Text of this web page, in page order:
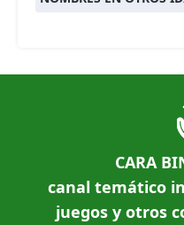
CARA
canal temático
juegos y otros